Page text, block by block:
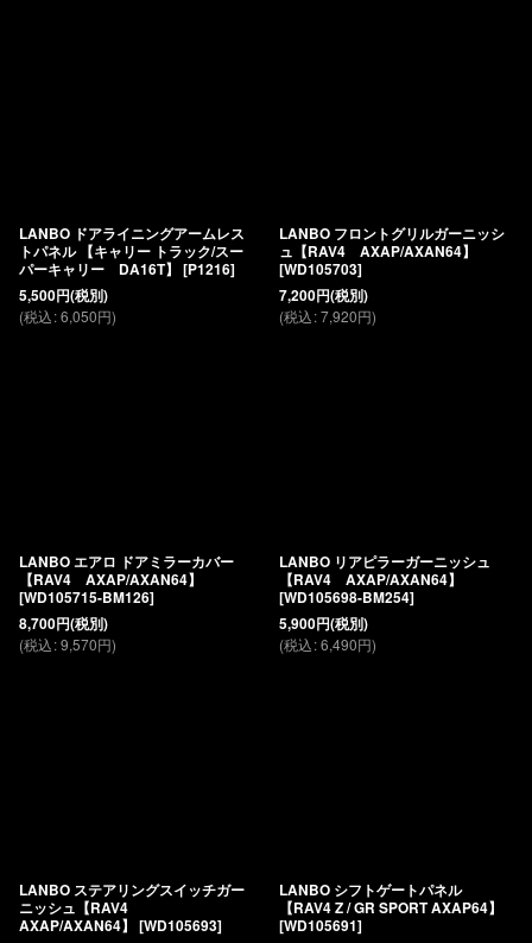
LANBO ドアライニングアームレス
トパネル 【キャリー トラック/スー
パーキャリー DA16T】 [P1216]
5,500円(税別)
(税込:6,050円)
LANBO フロントグリルガーニッシ
ュ【RAV4 AXAP/AXAN64】
[WD105703]
7,200円(税別)
(税込:7,920円)
LANBO エアロ ドアミラーカバー
【RAV4 AXAP/AXAN64】
[WD105715-BM126]
8,700円(税別)
(税込:9,570円)
LANBO リアピラーガーニッシュ
【RAV4 AXAP/AXAN64】
[WD105698-BM254]
5,900円(税別)
(税込:6,490円)
LANBO ステアリングスイッチガー
ニッシュ【RAV4
AXAP/AXAN64】 [WD105693]
LANBO シフトゲートパネル
【RAV4 Z / GR SPORT AXAP64】
[WD105691]